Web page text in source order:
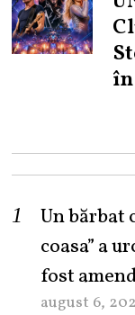
Un bărbat
coasa” a
fost
august 6,